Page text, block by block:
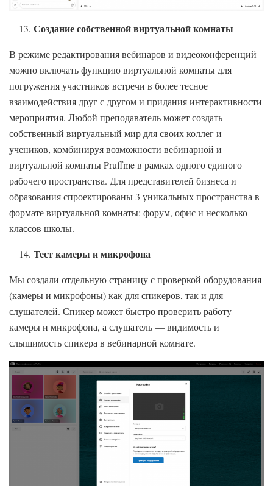
Создание собственной виртуальной комнаты
В режиме редактирования вебинаров и видеоконференций
можно включать функцию виртуальной комнаты для
погружения участников встречи в более тесное
взаимодействия друг с другом и придания интерактивности
мероприятия. Любой преподаватель может создать
собственный виртуальный мир для своих коллег и
учеников, комбинируя возможности вебинарной и
виртуальной комнаты Pruffme в рамках одного единого
рабочего пространства. Для представителей бизнеса и
образования спроектированы 3 уникальных пространства в
формате виртуальной комнаты: форум, офис и несколько
классов школы.
Тест камеры и микрофона
Мы создали отдельную страницу с проверкой оборудования
(камеры и микрофоны) как для спикеров, так и для
слушателей. Спикер может быстро проверить работу
камеры и микрофона, а слушатель — видимость и
слышимость спикера в вебинарной комнате.